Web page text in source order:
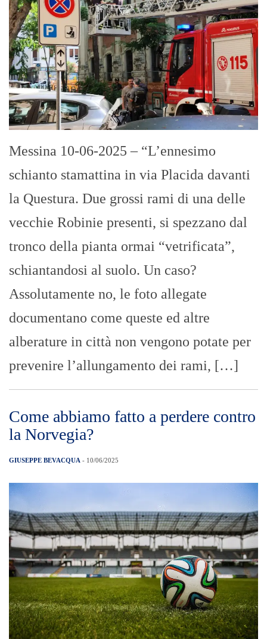
Messina 10-06-2025 – “L’ennesimo
schianto stamattina in via Placida davanti
la Questura. Due grossi rami di una delle
vecchie Robinie presenti, si spezzano dal
tronco della pianta ormai “vetrificata”,
schiantandosi al suolo. Un caso?
Assolutamente no, le foto allegate
documentano come queste ed altre
alberature in città non vengono potate per
prevenire l’allungamento dei rami, […]
Come abbiamo fatto a perdere contro
la Norvegia?
GIUSEPPE BEVACQUA - 10/06/2025